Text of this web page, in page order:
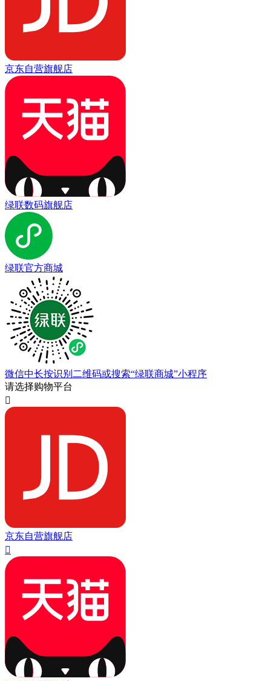
京东自营旗舰店
绿联数码旗舰店
绿联官方商城
微信中长按识别二维码或搜索“绿联商城”小程序
请选择购物平台

京东自营旗舰店
